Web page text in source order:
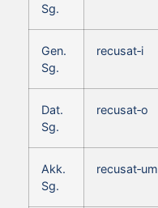
Sg.
Gen.
Sg.
recusat‑i
Dat.
Sg.
recusat‑o
Akk.
Sg.
recusat‑um